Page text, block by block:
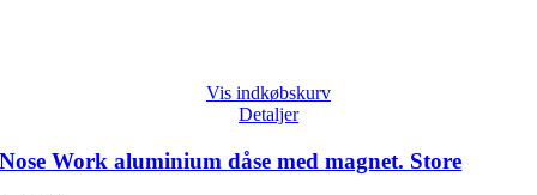
Vis indkøbskurv
Detaljer
Nose Work aluminium dåse med magnet. Store